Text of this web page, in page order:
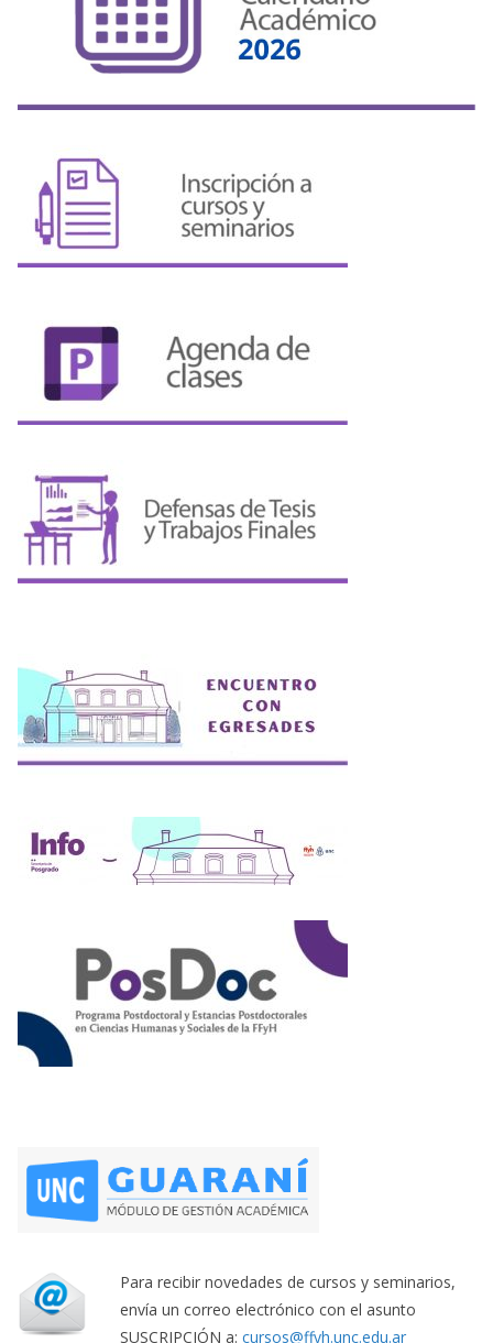
Para recibir novedades de cursos y seminarios,
envía un correo electrónico con el asunto
SUSCRIPCIÓN a: cursos@ffyh.unc.edu.ar